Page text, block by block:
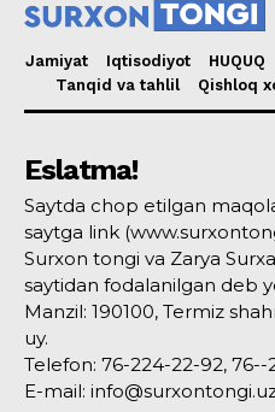
Jamiyat Iqtisodiyot HUQUQ
Tanqid va tahlil
Qishloq
Eslatma!
Saytda chop etilgan
saytga link
Surxon tongi va Zarya
saytidan fodalanilgan deb
Manzil: 190100, Termiz
uy.
Telefon: 76-224-22-92, 76--
E-mail: